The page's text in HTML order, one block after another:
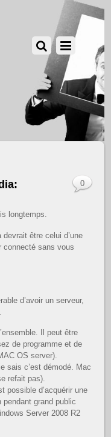
longtemps.
être celui d’une
connecté sans vous
d’avoir un serveur,
Il peut être
de programme et de
OS server).
sais c’est démodé. Mac
refait pas).
possible d’acquérir une
pendant grand public
Server 2008 R2
0